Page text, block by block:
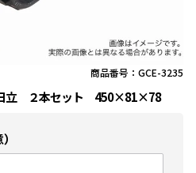
商品番号：GCE-3235
立 ２本セット 450×81×78